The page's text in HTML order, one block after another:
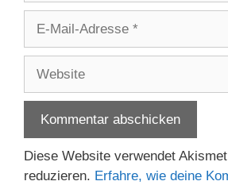
Adresse
Diese Website verwendet
reduzieren. Erfahre, wie deine